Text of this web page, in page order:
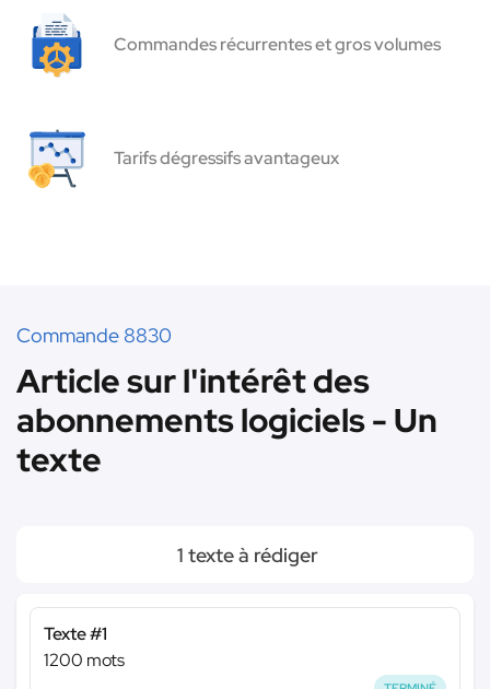
Commandes récurrentes et gros volumes
Tarifs dégressifs avantageux
Commande 8830
Article sur l'intérêt des
abonnements logiciels - Un
texte
1 texte à rédiger
Texte #1
1200 mots